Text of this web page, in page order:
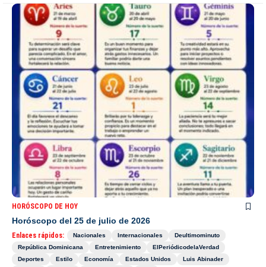
HORÓSCOPO DE HOY
Horóscopo del 25 de julio de 2026
Enlaces rápidos: Nacionales Internacionales
Deultimominuto
República Dominicana
Entretenimiento
ElPeriódicodelaVerdad
Deportes
Estilo Economía Estados Unidos
Luis Abinader